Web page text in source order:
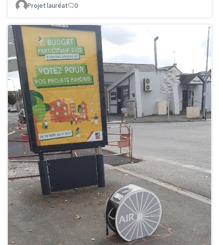
Projet lauréat 0